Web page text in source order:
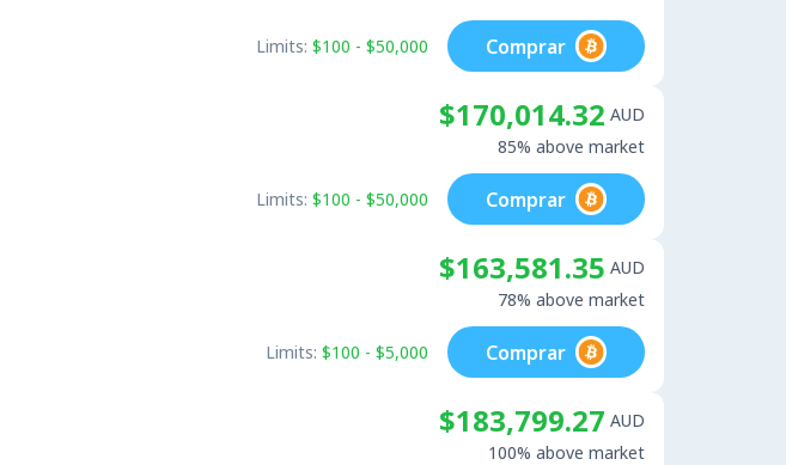
Limits: $100 - $50,000 Comprar
$170,014.32 AUD
85% above market
Limits: $100 - $50,000 Comprar
$163,581.35 AUD
78% above market
Limits: $100 - $5,000 Comprar
$183,799.27 AUD
100% above market